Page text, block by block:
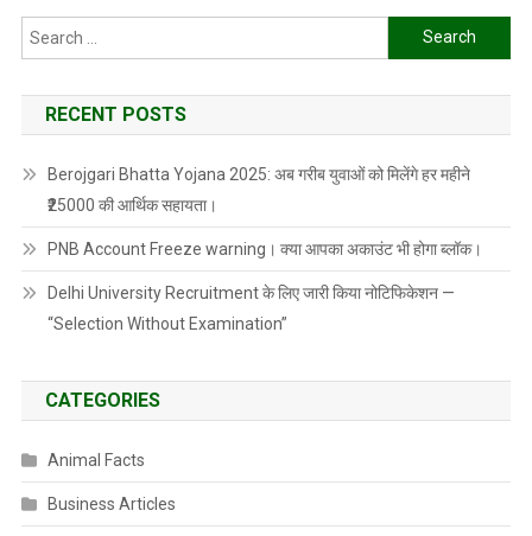
Search
for:
RECENT POSTS
Berojgari Bhatta Yojana 2025: अब गरीब युवाओं को मिलेंगे हर महीने
₹25000 की आर्थिक सहायता।
PNB Account Freeze warning। क्या आपका अकाउंट भी होगा ब्लॉक।
Delhi University Recruitment के लिए जारी किया नोटिफिकेशन —
“Selection Without Examination”
CATEGORIES
Animal Facts
Business Articles